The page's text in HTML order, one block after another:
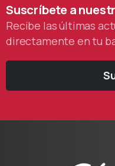
Suscríbetea
Recibe las últimas
directamente en tu